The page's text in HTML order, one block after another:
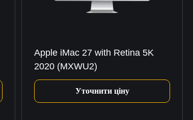
Apple iMac 27 with Retina 5K
2020 (MXWU2)
Уточнити ціну